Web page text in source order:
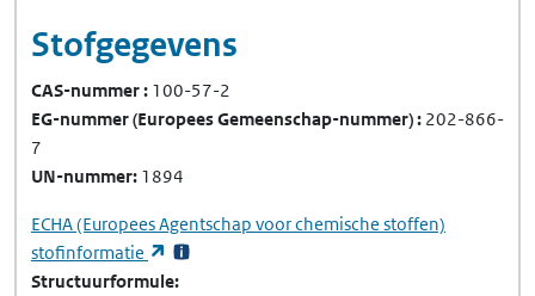
Stofgegevens
CAS-nummer 100-57-2
EG-nummer(Europees Gemeenschap-nummer) 202-866-
7
UN-nummer 1894
ECHA(Europees Agentschap voor chemische stoffen)
stofinformatie
(opent in een nieuw tabblad)
Structuurformule